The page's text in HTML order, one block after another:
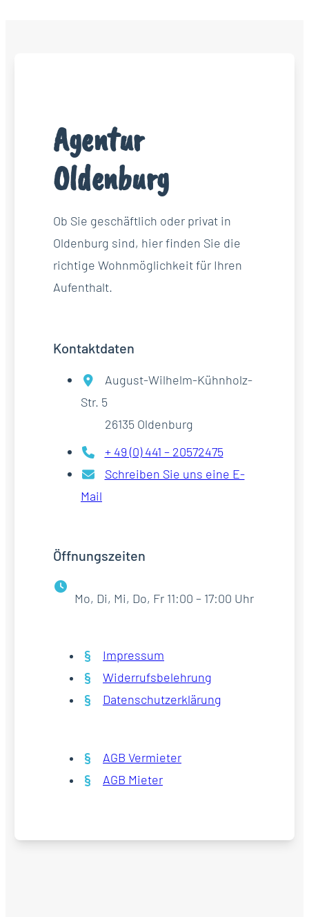
Agentur
Oldenburg
Ob Sie geschäftlich oder privat in
Oldenburg sind, hier finden Sie die
richtige Wohnmöglichkeit für Ihren
Aufenthalt.
Kontaktdaten
August-Wilhelm-Kühnholz-
Str. 5
26135 Oldenburg
+ 49 (0) 441 – 20572475
Schreiben Sie uns eine E-
Mail
Öffnungszeiten
Mo, Di, Mi, Do, Fr 11:00 – 17:00 Uhr
Impressum
Widerrufsbelehrung
Datenschutzerklärung
AGB Vermieter
AGB Mieter